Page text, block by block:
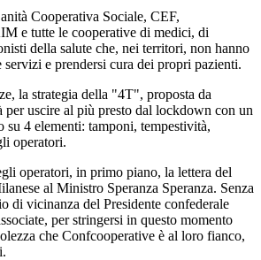
Cooperativa Sociale, CEF,
e tutte le cooperative di medici, di
della salute che, nei territori, non hanno
servizi e prendersi cura dei propri pazienti.
la strategia della "4T", proposta da
per uscire al più presto dal lockdown con un
su 4 elementi: tamponi, tempestività,
operatori.
operatori, in primo piano, la lettera del
al Ministro Speranza Speranza. Senza
di vicinanza del Presidente confederale
per stringersi in questo momento
che Confcooperative è al loro fianco,